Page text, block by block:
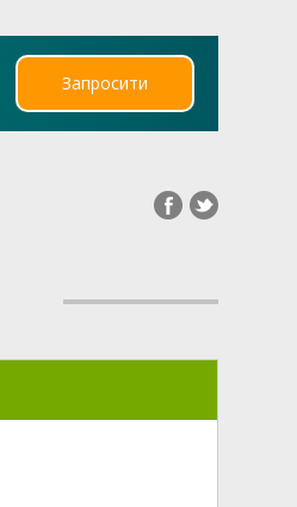
Запросити